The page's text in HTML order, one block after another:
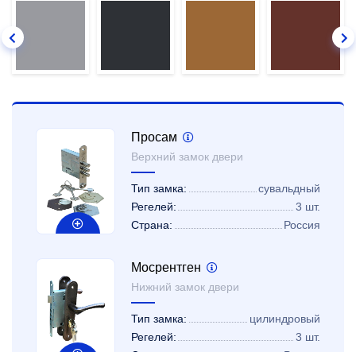
Просам
Верхний замок двери
Тип замка:
сувальдный
Регелей:
3 шт.
Страна:
Россия
Мосрентген
Нижний замок двери
Тип замка:
цилиндровый
Регелей:
3 шт.